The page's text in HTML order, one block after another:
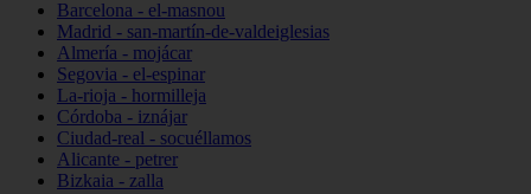
Barcelona - el-masnou
Madrid - san-martín-de-valdeiglesias
Almería - mojácar
Segovia - el-espinar
La-rioja - hormilleja
Córdoba - iznájar
Ciudad-real - socuéllamos
Alicante - petrer
Bizkaia - zalla